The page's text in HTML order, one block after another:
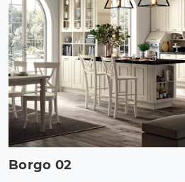
Borgo 02